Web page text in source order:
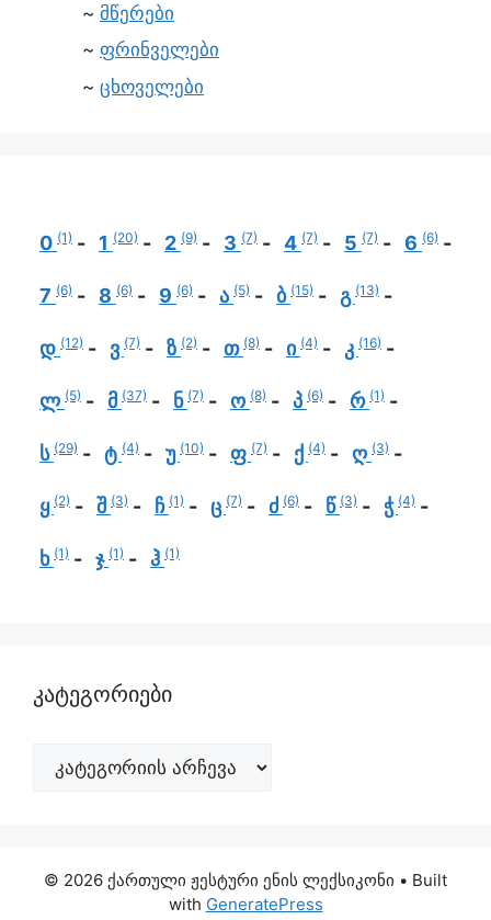
მწერები
ფრინველები
ცხოველები
0 (1) 1 (20) 2 (9) 3 (7) 4 (7) 5 (7) 6 (6)
7 (6) 8 (6) 9 (6) ა (5) ბ (15) გ (13)
დ (12) ვ (7) ზ (2) თ (8) ი (4) კ (16)
ლ (5) მ (37) ნ (7) ო (8) პ (6) რ (1)
ს (29) ტ (4) უ (10) ფ (7) ქ (4) ღ (3)
ყ (2) შ (3) ჩ (1) ც (7) ძ (6) წ (3) ჭ (4)
ხ (1) ჯ (1) ჰ (1)
კატეგორიები
© 2026 ქართული ჟესტური ენის ლექსიკონი • Built
with GeneratePress